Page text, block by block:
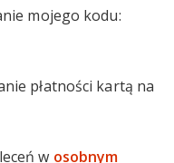
mojego kodu:
płatności kartą na
w osobnym